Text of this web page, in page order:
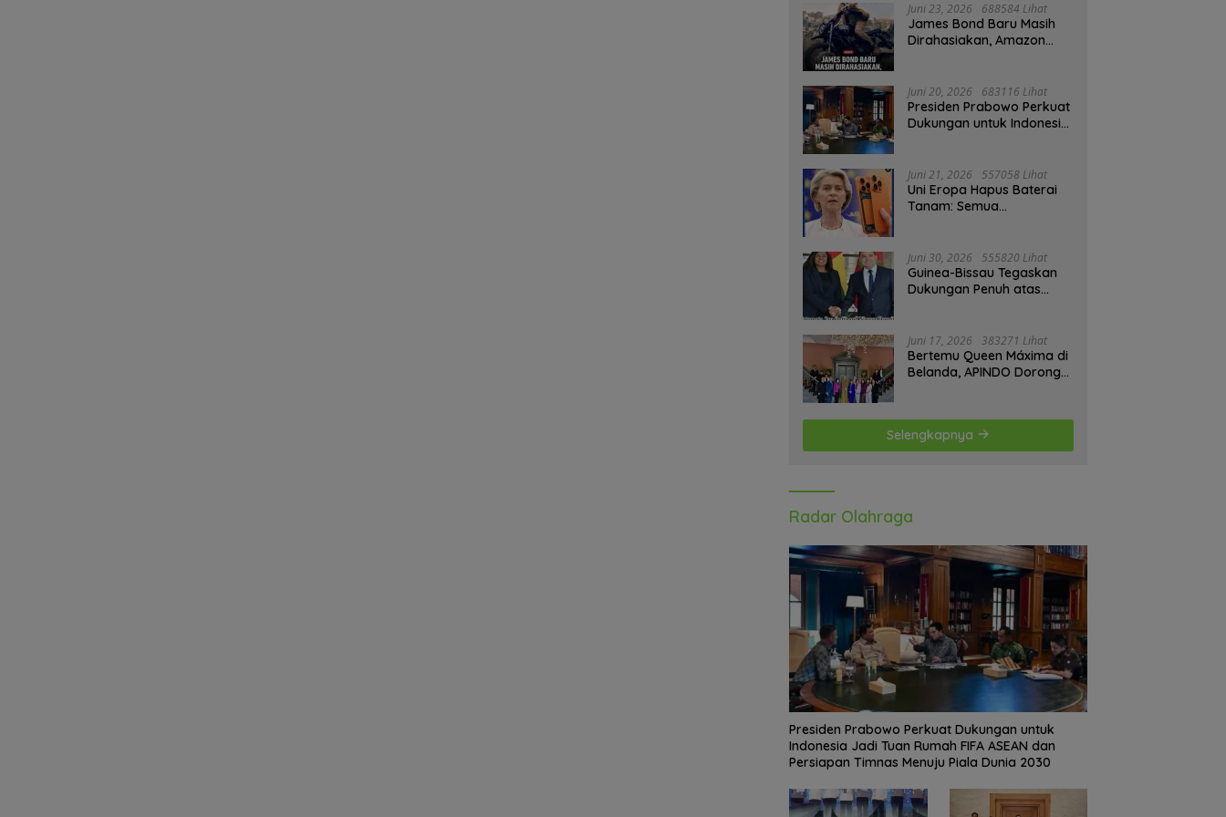
Juni 23, 2026 688584 Lihat
James Bond Baru Masih
Dirahasiakan, Amazon
Juni 20, 2026 683116 Lihat
Presiden Prabowo Perkuat
Dukungan untuk Indonesia
Timnas Menuju Piala Dunia
2030
Juni 21, 2026 557058 Lihat
Uni Eropa Hapus Baterai
Tanam: Semua
Juni 30, 2026 555820 Lihat
Guinea-Bissau Tegaskan
Dukungan Penuh atas
Juni 17, 2026 383271 Lihat
Bertemu Queen Máxima di
Belanda, APINDO Dorong
Selengkapnya
Radar Olahraga
Presiden Prabowo Perkuat Dukungan untuk
Indonesia Jadi Tuan Rumah FIFA ASEAN dan
Persiapan Timnas Menuju Piala Dunia 2030